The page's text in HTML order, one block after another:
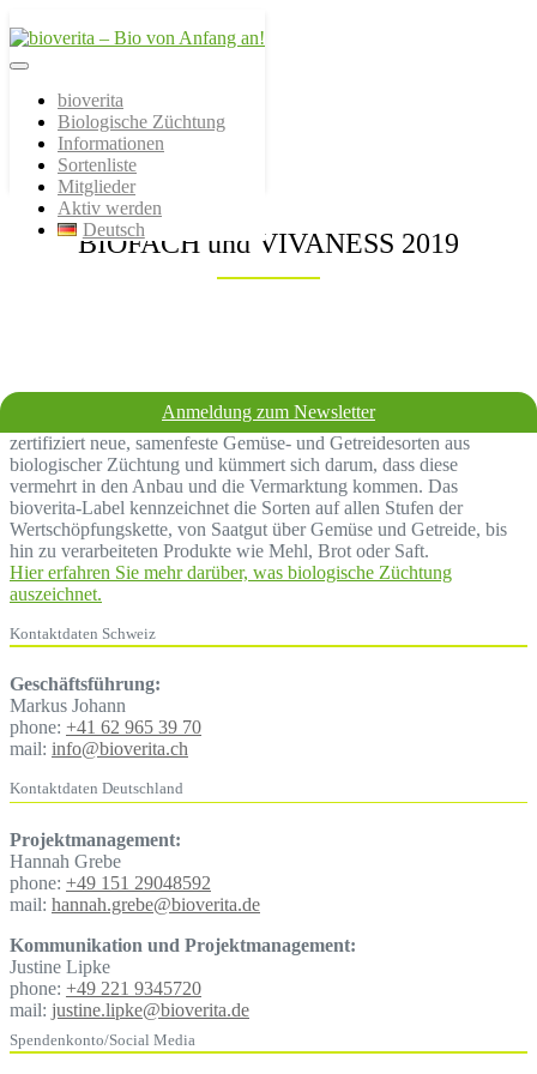
bioverita – Bio von
Anfang an!
Endprodukt
bioverita
Biologische Züchtung
Informationen
Sortenliste
Mitglieder
Aktiv werden
Deutsch
BIOFACH und VIVANESS 2019
Anmeldung zum Newsletter
Bio sollte bereits bei der Züchtung beginnen! Der Verein bioverita
zertifiziert neue, samenfeste Gemüse- und Getreidesorten aus
biologischer Züchtung und kümmert sich darum, dass diese
vermehrt in den Anbau und die Vermarktung kommen. Das
bioverita-Label kennzeichnet die Sorten auf allen Stufen der
Wertschöpfungskette, von Saatgut über Gemüse und Getreide, bis
hin zu verarbeiteten Produkte wie Mehl, Brot oder Saft.
Hier erfahren Sie mehr darüber, was biologische Züchtung
auszeichnet.
Kontaktdaten Schweiz
Geschäftsführung:
Markus Johann
phone: +41 62 965 39 70
mail: info@bioverita.ch
Kontaktdaten Deutschland
Projektmanagement:
Hannah Grebe
phone: +49 151 29048592
mail: hannah.grebe@bioverita.de
Kommunikation und Projektmanagement:
Justine Lipke
phone: +49 221 9345720
mail: justine.lipke@bioverita.de
Spendenkonto/Social Media